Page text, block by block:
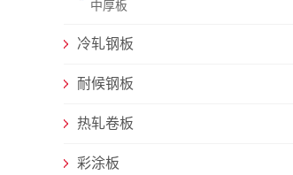
中厚板
冷轧钢板
耐候钢板
热轧卷板
彩涂板